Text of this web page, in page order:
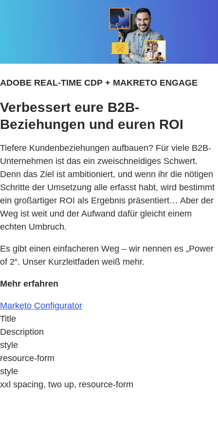
ADOBE REAL-TIME CDP + MAKRETO ENGAGE
Verbessert eure B2B-
Beziehungen und euren ROI
Tiefere Kundenbeziehungen aufbauen? Für viele B2B-
Unternehmen ist das ein zweischneidiges Schwert.
Denn das Ziel ist ambitioniert, und wenn ihr die nötigen
Schritte der Umsetzung alle erfasst habt, wird bestimmt
ein großartiger ROI als Ergebnis präsentiert… Aber der
Weg ist weit und der Aufwand dafür gleicht einem
echten Umbruch.
Es gibt einen einfacheren Weg – wir nennen es „Power
of 2“. Unser Kurzleitfaden weiß mehr.
Mehr erfahren
Marketo Configurator
Title
Description
style
resource-form
style
xxl spacing, two up, resource-form